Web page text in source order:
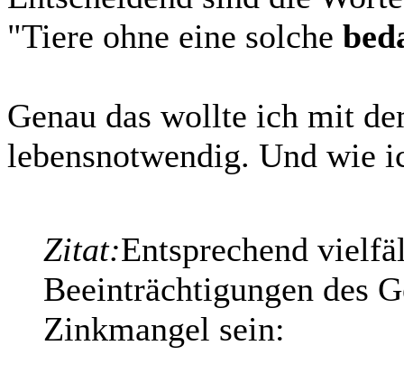
"Tiere ohne eine solche
Genau das wollte ich mit
lebensnotwendig. Und wie
Zitat:Entsprechend
Beeinträchtigungen des
Zinkmangel sein: